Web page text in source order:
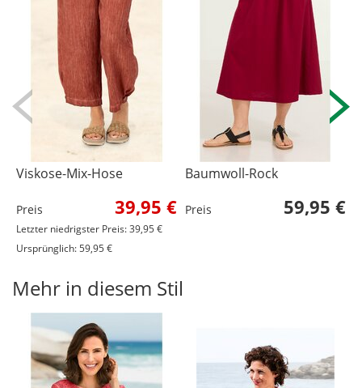
Viskose-Mix-Hose
Preis 39,95 €
Letzter niedrigster Preis: 39,95 €
Ursprünglich: 59,95 €
Baumwoll-Rock
Preis 59,95 €
Mehr in diesem Stil